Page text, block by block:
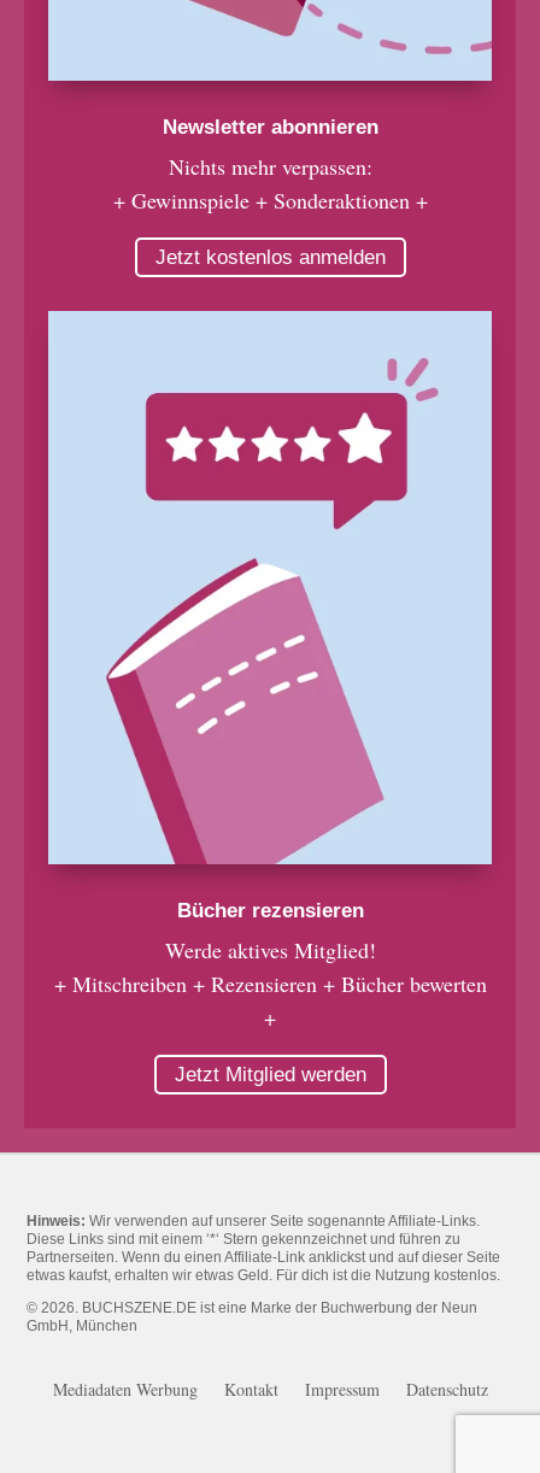
Newsletter abonnieren
Nichts mehr verpassen:
+ Gewinnspiele + Sonderaktionen +
Jetzt kostenlos anmelden
Bücher rezensieren
Werde aktives Mitglied!
+ Mitschreiben + Rezensieren + Bücher bewerten
+
Jetzt Mitglied werden
Hinweis: Wir verwenden auf unserer Seite sogenannte Affiliate-Links.
Diese Links sind mit einem ‘*‘ Stern gekennzeichnet und führen zu
Partnerseiten. Wenn du einen Affiliate-Link anklickst und auf dieser Seite
etwas kaufst, erhalten wir etwas Geld. Für dich ist die Nutzung kostenlos.
© 2026. BUCHSZENE.DE ist eine Marke der Buchwerbung der Neun
GmbH, München
Mediadaten Werbung Kontakt Impressum Datenschutz